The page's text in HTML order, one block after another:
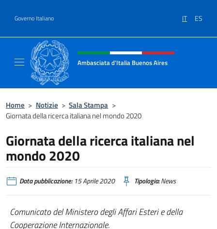
Governo Italiano IT ES
Intestazione sito, social e menù
Ambasciata d'Italia Buenos Aires
Home > Notizie > Sala Stampa >
Giornata della ricerca italiana nel mondo 2020
Giornata della ricerca italiana nel
mondo 2020
Data pubblicazione:15 Aprile 2020 Tipologia:News
Comunicato del Ministero degli Affari Esteri e della
Cooperazione Internazionale.